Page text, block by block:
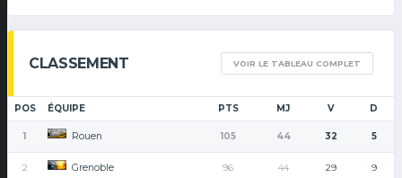
CLASSEMENT VOIR LE TABLEAU COMPLET
POS ÉQUIPE PTS MJ V D
1 Rouen 105 44 32 5
2 Grenoble 96 44 29 9